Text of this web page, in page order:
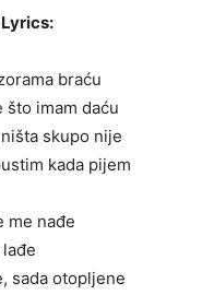
braću
što imam daću
skupo nije
kada pijem
me nađe
sada otopljene